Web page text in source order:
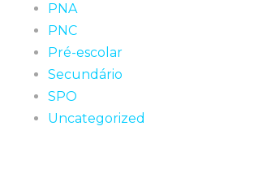
PNA
PNC
Pré-escolar
Secundário
SPO
Uncategorized